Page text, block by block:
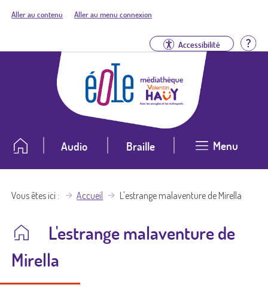
Aller au contenu Aller au menu connexion
Accessibilité
Audio Braille Menu
Vous êtes ici Accueil L'estrange malaventure de Mirella
L'estrange malaventure de
Mirella